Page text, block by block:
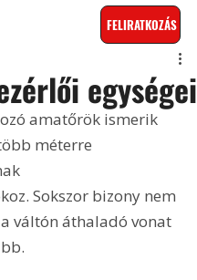
FELIRATKOZÁS
egységei
amatőrök ismerik
méterre
Sokszor bizony nem
váltón áthaladó vonat